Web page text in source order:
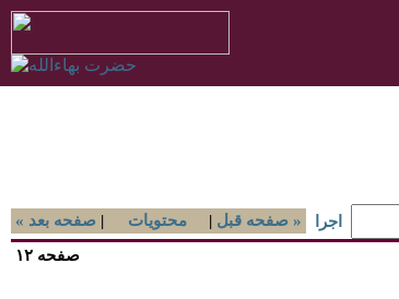
« صفحه بعد | محتويات | صفحه قبل » اجرا